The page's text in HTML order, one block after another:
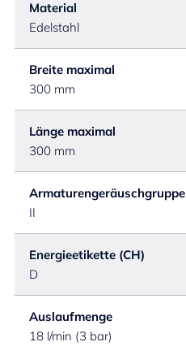
Material
Edelstahl
Breite maximal
300 mm
Länge maximal
300 mm
Armaturengeräuschgruppe
II
Energieetikette (CH)
D
Auslaufmenge
18 l/min (3 bar)